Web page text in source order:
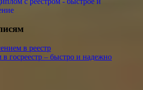
в реестр
госреестр – быстро и надежно